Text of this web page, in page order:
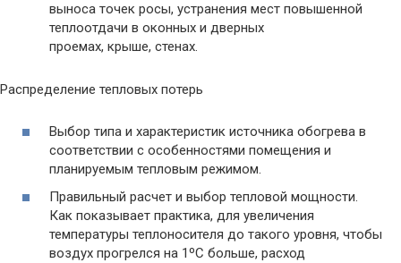
выноса точек росы, устранения мест повышенной
теплоотдачи в оконных и дверных
проемах, крыше, стенах.
Распределение тепловых потерь
Выбор типа и характеристик источника обогрева в
соответствии с особенностями помещения и
планируемым тепловым режимом.
Правильный расчет и выбор тепловой мощности.
Как показывает практика, для увеличения
температуры теплоносителя до такого уровня, чтобы
воздух прогрелся на 1ºС больше, расход